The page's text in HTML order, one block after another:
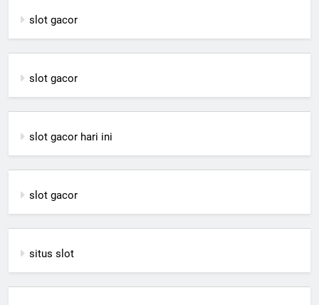
slot gacor
slot gacor
slot gacor hari ini
slot gacor
situs slot